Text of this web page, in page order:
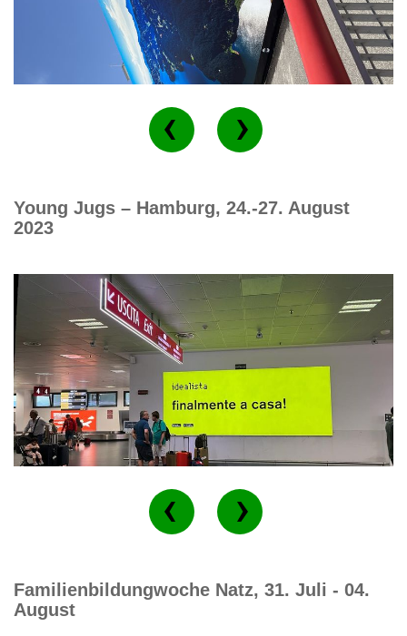
Young Jugs – Hamburg, 24.-27. August
2023
Familienbildungwoche Natz, 31. Juli - 04.
August